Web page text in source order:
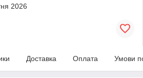
2026
Доставка Оплата Умови